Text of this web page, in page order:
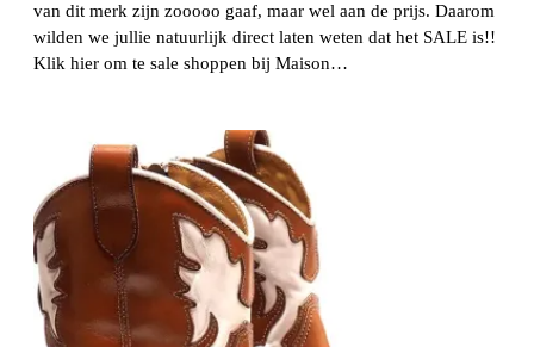
van dit merk zijn zooooo gaaf, maar wel aan de prijs. Daarom
wilden we jullie natuurlijk direct laten weten dat het SALE is!!
Klik hier om te sale shoppen bij Maison…